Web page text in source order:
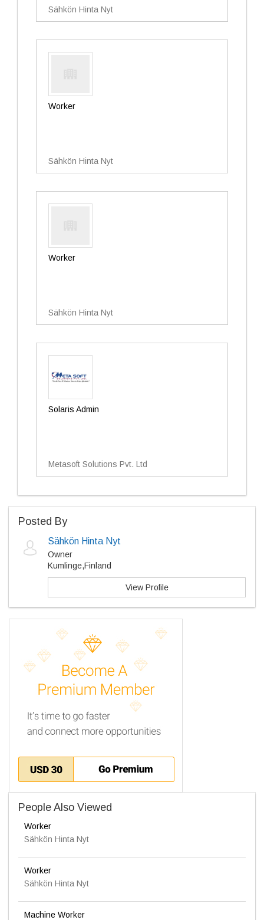
Sähkön Hinta Nyt
Worker
Sähkön Hinta Nyt
Worker
Sähkön Hinta Nyt
Solaris Admin
Metasoft Solutions Pvt. Ltd
Posted By
Sähkön Hinta Nyt
Owner
Kumlinge,Finland
View Profile
People Also Viewed
Worker
Sähkön Hinta Nyt
Worker
Sähkön Hinta Nyt
Machine Worker